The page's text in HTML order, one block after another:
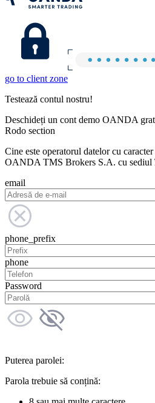
go to client zone
Testează contul nostru!
Deschideți un cont demo OANDA
Rodo section
Cine este operatorul datelor cu
OANDA TMS Brokers S.A. cu sediul
email
phone_prefix
phone
Password
Puterea parolei:
Parola trebuie să conțină: